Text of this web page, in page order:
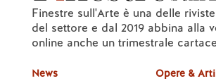
Finestre sull'Arte è una delle
del settore e dal 2019 abbina alla
online anche un trimestrale
News
Opere &